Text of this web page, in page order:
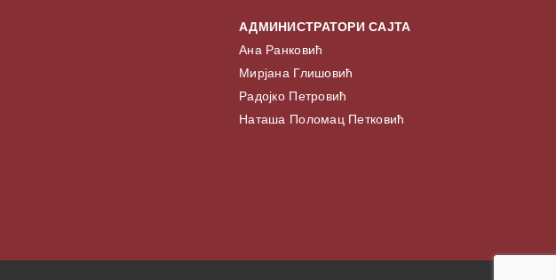
АДМИНИСТРАТОРИ САЈТА
Ана Ранковић
Мирјана Глишовић
Радојко Петровић
Наташа Поломац Петковић